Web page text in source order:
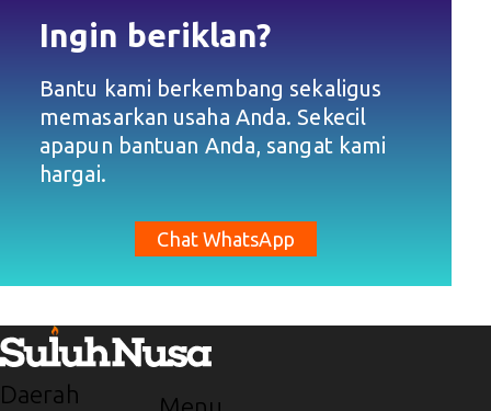
Ingin beriklan?
Bantu kami berkembang sekaligus
memasarkan usaha Anda. Sekecil
apapun bantuan Anda, sangat kami
hargai.
Chat WhatsApp
Daerah